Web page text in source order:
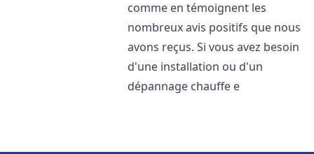
comme en témoignent les
nombreux avis positifs que nous
avons reçus. Si vous avez besoin
d'une installation ou d'un
dépannage chauffe e